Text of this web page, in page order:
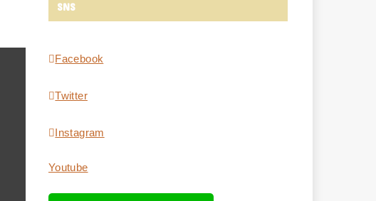
SNS
Facebook
Twitter
Instagram
Youtube